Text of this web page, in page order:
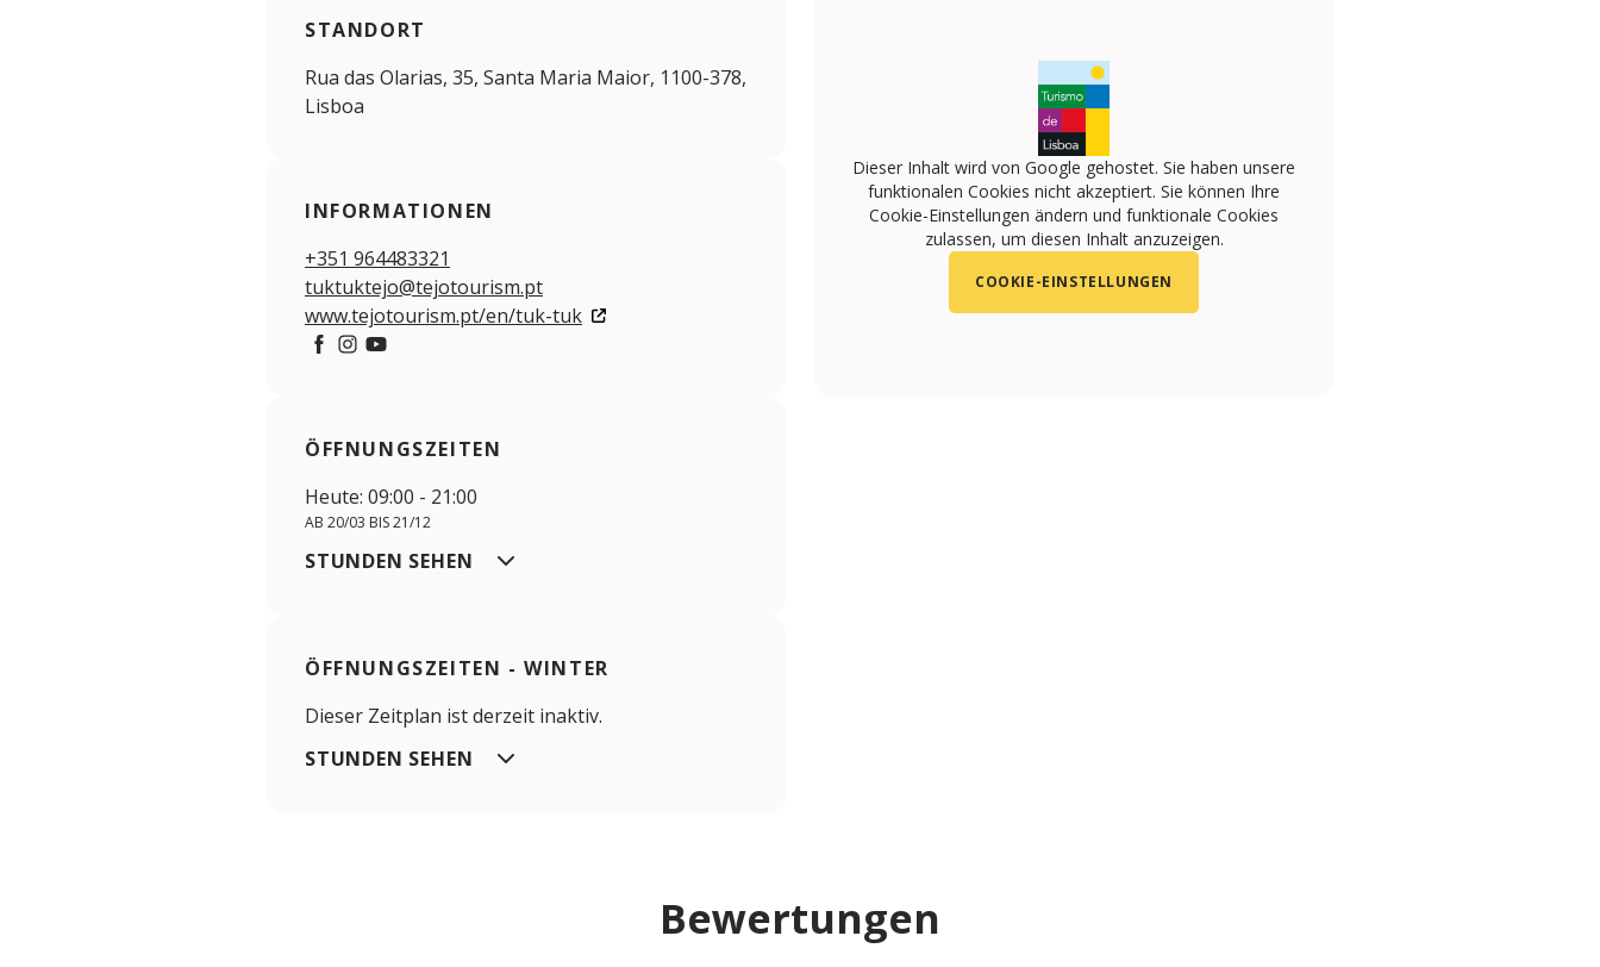
STANDORT
Rua das Olarias, 35, Santa Maria Maior, 1100-378,
Lisboa
INFORMATIONEN
+351 964483321
tuktuktejo@tejotourism.pt
www.tejotourism.pt/en/tuk-tuk
Dieser Inhalt wird von Google gehostet. Sie haben unsere
funktionalen Cookies nicht akzeptiert. Sie können Ihre
Cookie-Einstellungen ändern und funktionale Cookies
zulassen, um diesen Inhalt anzuzeigen.
COOKIE-EINSTELLUNGEN
ÖFFNUNGSZEITEN
Heute: 09:00 - 21:00
AB 20/03 BIS 21/12
STUNDEN SEHEN
ÖFFNUNGSZEITEN - WINTER
Dieser Zeitplan ist derzeit inaktiv.
STUNDEN SEHEN
Bewertungen